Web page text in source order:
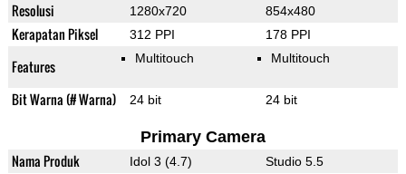
Resolusi 1280x720 854x480
Kerapatan Piksel 312 PPI 178 PPI
Features Multitouch Multitouch
Bit Warna (# Warna) 24 bit 24 bit
Primary Camera
Nama Produk Idol 3 (4.7) Studio 5.5